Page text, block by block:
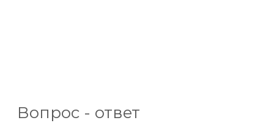
Вопрос - ответ